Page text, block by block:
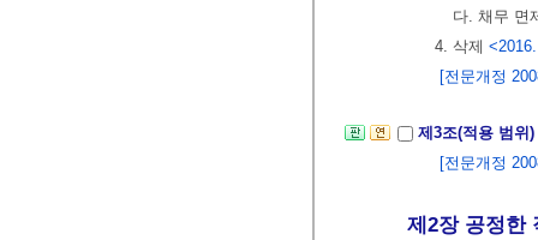
다. 채무 면
4. 삭제
[전문개정
제3조(적용 범위)
[전문개정
제2장 공정한